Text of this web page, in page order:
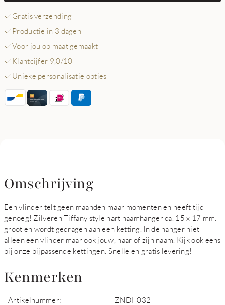
Gratis verzending
Productie in 3 dagen
Voor jou op maat gemaakt
Klantcijfer 9,0/10
Unieke personalisatie opties
Omschrijving
Een vlinder telt geen maanden maar momenten en heeft tijd
genoeg! Zilveren Tiffany style hart naamhanger ca. 15 x 17 mm.
groot en wordt gedragen aan een ketting. In de hanger niet
alleen een vlinder maar ook jouw, haar of zijn naam. Kijk ook eens
bij onze bijpassende kettingen. Snelle en gratis levering!
Kenmerken
Artikelnummer: ZNDH032